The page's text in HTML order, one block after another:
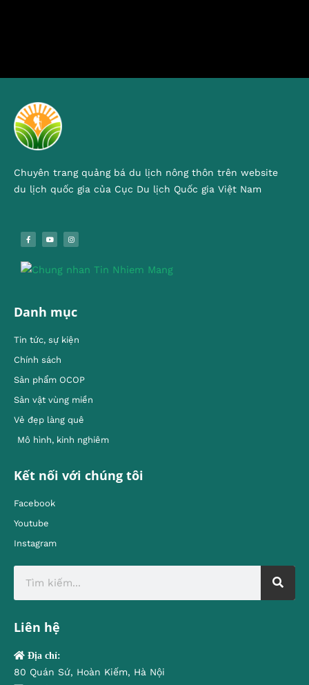
Chuyên trang quảng bá du lịch nông thôn trên website
du lịch quốc gia của Cục Du lịch Quốc gia Việt Nam
Danh mục
Tin tức, sự kiện
Chính sách
Sản phẩm OCOP
Sản vật vùng miền
Vẻ đẹp làng quê
Mô hình, kinh nghiêm
Kết nối với chúng tôi
Facebook
Youtube
Instagram
Liên hệ
Địa chỉ:
80 Quán Sứ, Hoàn Kiếm, Hà Nội